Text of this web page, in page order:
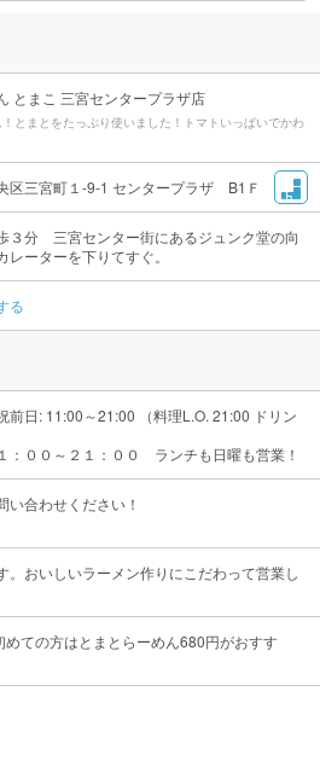
とまこ 三宮センタープラザ店
とまとをたっぷり使いました！トマトいっぱいでかわ
区三宮町１-9-1 センタープラザ B1Ｆ
３分 三宮センター街にあるジュンク堂の向
ーターを下りてすぐ。
る
前日: 11:00～21:00 （料理L.O. 21:00 ドリン
：００～２１：００ ランチも日曜も営業！
い合わせください！
。おいしいラーメン作りにこだわって営業し
ての方はとまとらーめん680円がおすす